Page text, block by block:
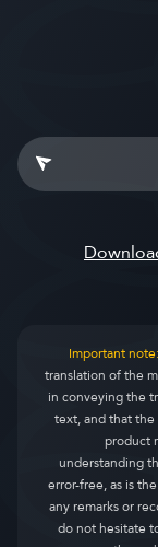
Important note:
translation of the
in conveying the
text, and that
product
understanding
error-free, as is
any remarks or
do not hesitate